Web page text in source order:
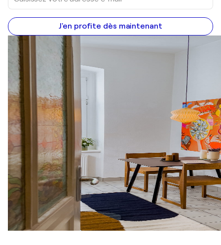
J'en profite dès maintenant